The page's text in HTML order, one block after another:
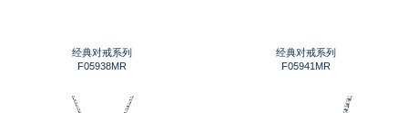
经典对戒系列
F05938MR
经典对戒系列
F05941MR